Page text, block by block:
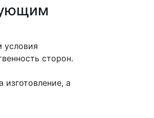
условия
сторон.
изготовление, а